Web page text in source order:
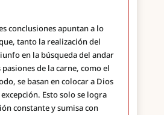
conclusiones apuntan a lo
tanto la realización del
en la búsqueda del andar
de la carne, como el
se basan en colocar a Dios
Esto solo se logra
constante y sumisa con